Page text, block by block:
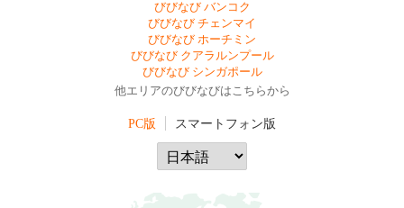
びびなび バンコク
びびなび チェンマイ
びびなび ホーチミン
びびなび クアラルンプール
びびなび シンガポール
他エリアのびびなびはこちらから
PC版 スマートフォン版